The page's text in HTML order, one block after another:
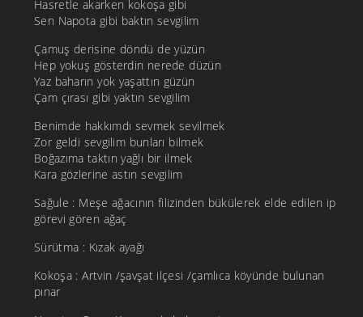
Hasretle akarken kokoşa gibi
Sen Napota gibi baktın sevgilim
Çamuş derisine döndü de yüzün
Hep yokuş gösterdin nerede düzün
Yaz baharın yok yaşattın güzün
Çam çırası gibi yaktın sevgilim
Benimde hakkımdı sevmek sevilmek
Zor geldi sevgilim bunları bilmek
Boğazıma taktın yağlı bir ilmek
Kara gözlerine astın sevgilim
Sağule : Meşe ağacının filizinden bükülerek elde edilen ip
görevi gören ağaç
Sürütma : Kızak ayağı
Kokoşa : Artvin /şavşat ilçesi /çamlıca köyünde bulunan
pınar